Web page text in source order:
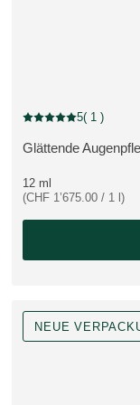
Rabatt
MEHR ZUM
Glättende
Aktuelle Bewertung:
5( 1 )
12 ml
(CHF 1’675.00 / 1 l)
NEUE